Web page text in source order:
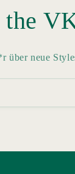
the
über neue